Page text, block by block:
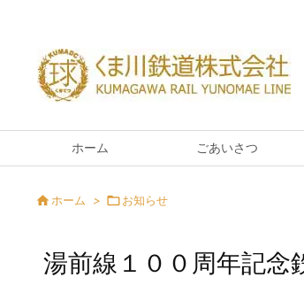
ホーム ごあいさつ
 ホーム > お知らせ
湯前線１００周年記念